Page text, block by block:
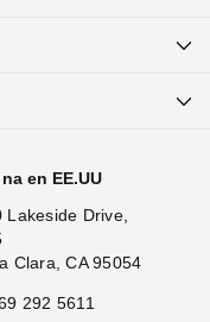
en EE.UU
Lakeside Drive,
Clara, CA 95054
292 5611